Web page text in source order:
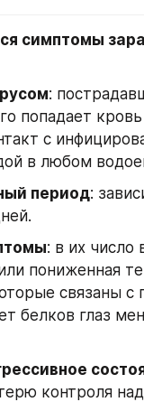
симптомы
:
попадает
с
в любом
период:
: в их число
пониженная
связаны с
белков глаз
контроля